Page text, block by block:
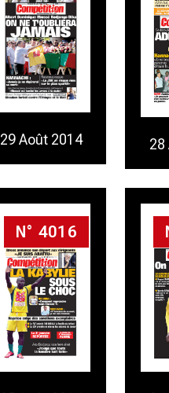
29 Août 2014 28
N° 4016